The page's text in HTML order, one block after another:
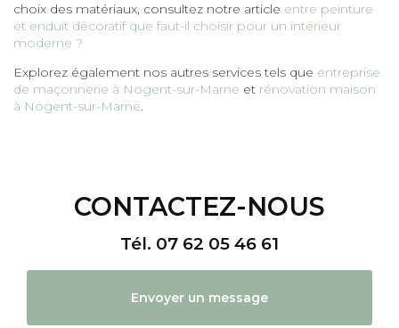
choix des matériaux, consultez notre article entre peinture
et enduit décoratif que faut-il choisir pour un intérieur
moderne ?
Explorez également nos autres services tels que entreprise
de maçonnerie à Nogent-sur-Marne et rénovation maison
à Nogent-sur-Marne.
CONTACTEZ-NOUS
Tél. 07 62 05 46 61
Envoyer un message